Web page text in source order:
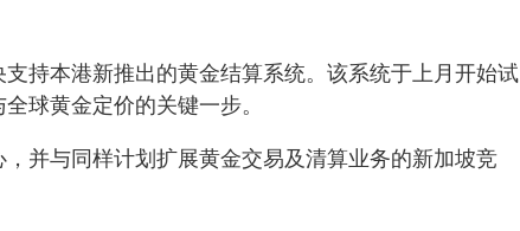
持本港新推出的黄金结算系统。该系统于上月开始试
球黄金定价的关键一步。
并与同样计划扩展黄金交易及清算业务的新加坡竞